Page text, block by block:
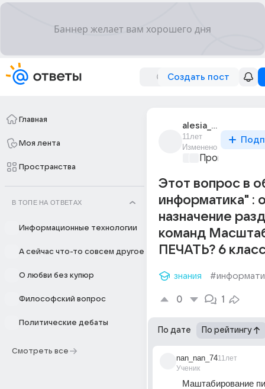
Создать пост
Главная
Моя лента
Пространства
В ТОПЕ НА ОТВЕТАХ
Информационные технологии
А сейчас что-то совсем другое
О любви без купюр
Философский вопрос
Политические дебаты
Смотреть все
alesia_vazhenina
11лет
Изменено
Этот вопрос в
информатика" :
назначение
команд
ПЕЧАТЬ? 6
знания
0 1
По дате По рейтингу
nan_nan_74
Ученик
11лет
Маштабирование